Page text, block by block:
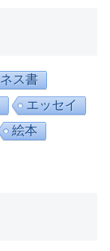
ス書
エッセイ
絵本